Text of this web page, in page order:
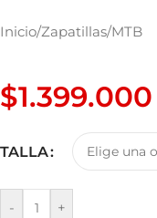
Inicio/Zapatillas/MTB
$1.399.000
TALLA
- +